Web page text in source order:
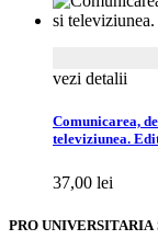
vezi detalii
Comunicarea,
televiziunea.
37,00 lei
PRO UNIVERSITARIA